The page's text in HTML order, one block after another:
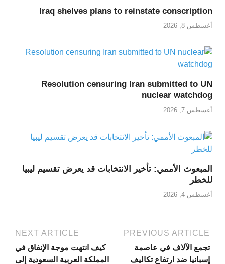
Iraq shelves plans to reinstate conscription
أغسطس 8, 2026
Resolution censuring Iran submitted to UN
nuclear watchdog
أغسطس 7, 2026
المبعوث الأممي: تأخير الانتخابات قد يعرض تقسيم ليبيا
للخطر
أغسطس 4, 2026
PREVIOUS ARTICLE
تجمع الآلاف في عاصمة
إسبانيا ضد ارتفاع تكاليف
NEXT ARTICLE
كيف انتهت موجة الإنفاق في
المملكة العربية السعودية إلى